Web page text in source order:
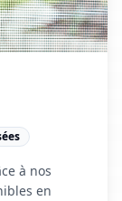
à nos
en